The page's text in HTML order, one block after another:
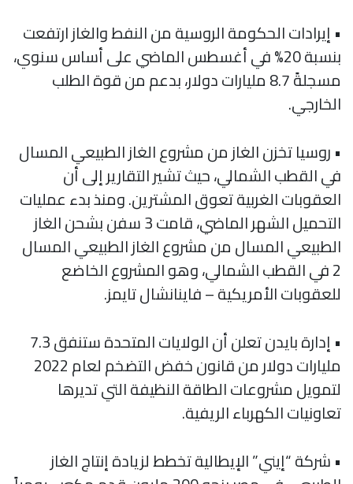
• إيرادات الحكومة الروسية من النفط والغاز ارتفعت
بنسبة 20% في أغسطس الماضي على أساس سنوي،
مسجلةً 8.7 مليارات دولار، بدعم من قوة الطلب
الخارجي.
• روسيا تخزن الغاز من مشروع الغاز الطبيعي المسال
في القطب الشمالي، حيث تشير التقارير إلى أن
العقوبات الغربية تعوق المشترين. ومنذ بدء عمليات
التحميل الشهر الماضي، قامت 3 سفن بشحن الغاز
الطبيعي المسال من مشروع الغاز الطبيعي المسال
2 في القطب الشمالي، وهو المشروع الخاضع
للعقوبات الأمريكية – فاينانشال تايمز.
• إدارة بايدن تعلن أن الولايات المتحدة ستنفق 7.3
مليارات دولار من قانون خفض التضخم لعام 2022
لتمويل مشروعات الطاقة النظيفة التي تديرها
تعاونيات الكهرباء الريفية.
• شركة “إيني” الإيطالية تخطط لزيادة إنتاج الغاز